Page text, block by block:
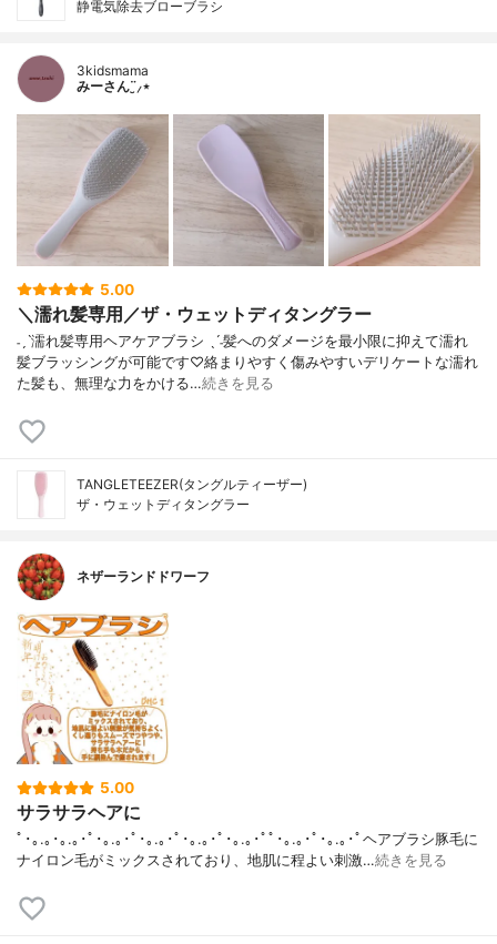
静電気除去ブローブラシ
3kidsmama
みーさん¨̮⸝⋆
5.00
＼濡れ髪専用／ザ・ウェットディタングラー
˗ˏˋ濡れ髪専用ヘアケアブラシ ˎˊ˗髪へのダメージを最小限に抑えて濡れ
髪ブラッシングが可能です♡絡まりやすく傷みやすいデリケートな濡れ
た髪も、無理な力をかける…続きを見る
TANGLETEEZER(タングルティーザー)
ザ・ウェットディタングラー
ネザーランドドワーフ
5.00
サラサラヘアに
ﾟ･｡.｡･｡.｡･ﾟ･｡.｡･ﾟ･｡.｡･ﾟ･｡.｡･ﾟ･｡.｡･ﾟﾟ･｡.｡･ﾟ･｡.｡･ﾟヘアブラシ豚毛に
ナイロン毛がミックスされており、地肌に程よい刺激…続きを見る